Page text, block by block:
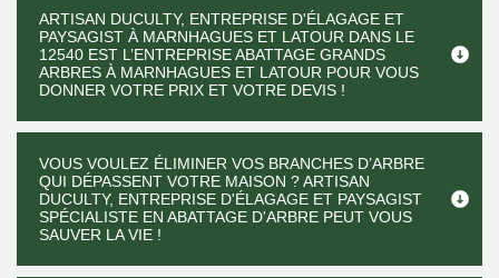
ARTISAN DUCULTY, ENTREPRISE D'ÉLAGAGE ET
PAYSAGIST À MARNHAGUES ET LATOUR DANS LE
12540 EST L’ENTREPRISE ABATTAGE GRANDS
ARBRES À MARNHAGUES ET LATOUR POUR VOUS
DONNER VOTRE PRIX ET VOTRE DEVIS !
VOUS VOULEZ ÉLIMINER VOS BRANCHES D’ARBRE
QUI DÉPASSENT VOTRE MAISON ? ARTISAN
DUCULTY, ENTREPRISE D'ÉLAGAGE ET PAYSAGIST
SPÉCIALISTE EN ABATTAGE D'ARBRE PEUT VOUS
SAUVER LA VIE !